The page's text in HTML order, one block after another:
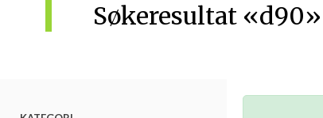
Søkeresultat «d90»